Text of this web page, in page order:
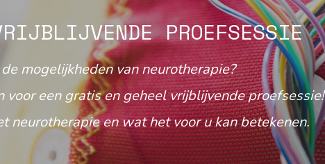
PROEFSESSIE
mogelijkheden van neurotherapie?
voor een gratis en geheel vrijblijvende proefsessie!
neurotherapie en wat het voor u kan betekenen.